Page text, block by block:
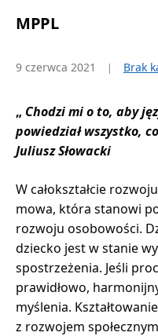
MPPL
9 czerwca 2021 Brak
„ Chodzi mi o to, aby
powiedział wszystko,
Juliusz Słowacki
W całokształcie
mowa, która stanowi
rozwoju osobowości.
dziecko jest w stanie
spostrzeżenia. Jeśli
prawidłowo,
myślenia.
z rozwojem